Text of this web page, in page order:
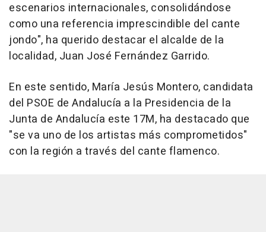
escenarios internacionales, consolidándose
como una referencia imprescindible del cante
jondo", ha querido destacar el alcalde de la
localidad, Juan José Fernández Garrido.
En este sentido, María Jesús Montero, candidata
del PSOE de Andalucía a la Presidencia de la
Junta de Andalucía este 17M, ha destacado que
"se va uno de los artistas más comprometidos"
con la región a través del cante flamenco.